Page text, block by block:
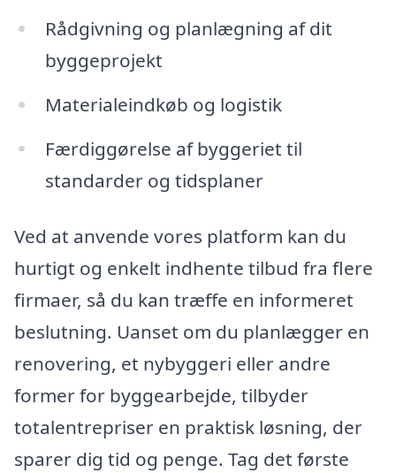
Rådgivning og planlægning af dit
byggeprojekt
Materialeindkøb og logistik
Færdiggørelse af byggeriet til
standarder og tidsplaner
Ved at anvende vores platform kan du
hurtigt og enkelt indhente tilbud fra flere
firmaer, så du kan træffe en informeret
beslutning. Uanset om du planlægger en
renovering, et nybyggeri eller andre
former for byggearbejde, tilbyder
totalentrepriser en praktisk løsning, der
sparer dig tid og penge. Tag det første